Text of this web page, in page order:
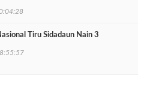
Tiru Sidadaun Nain 3